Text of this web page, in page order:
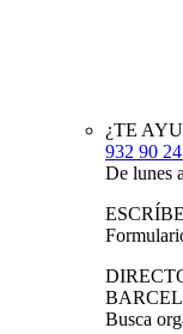
¿TE
932 90
De lunes
Busca